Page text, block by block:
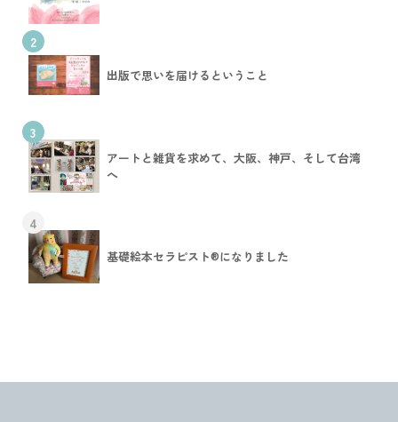
2
出版で思いを届けるということ
3
アートと雑貨を求めて、大阪、神戸、そして台湾
へ
4
基礎絵本セラピスト®︎になりました